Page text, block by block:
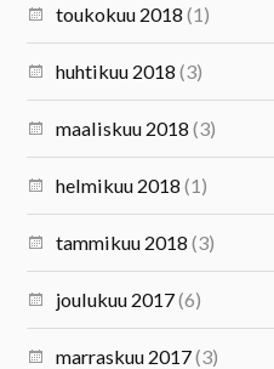
toukokuu 2018 (1)
huhtikuu 2018 (3)
maaliskuu 2018 (3)
helmikuu 2018 (1)
tammikuu 2018 (3)
joulukuu 2017(6)
marraskuu 2017(3)